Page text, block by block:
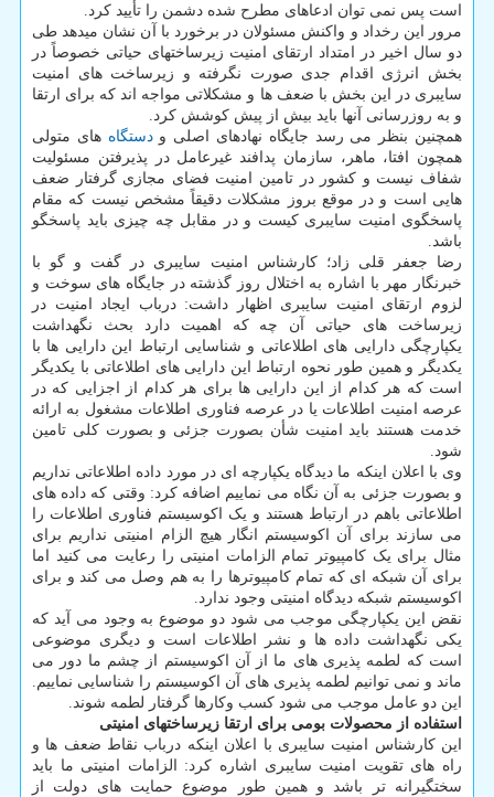
است پس نمی توان ادعاهای مطرح شده دشمن را تأیید کرد.
مرور این رخداد و واکنش مسئولان در برخورد با آن نشان میدهد طی
دو سال اخیر در امتداد ارتقای امنیت زیرساختهای حیاتی خصوصاً در
بخش انرژی اقدام جدی صورت نگرفته و زیرساخت های امنیت
سایبری در این بخش با ضعف ها و مشکلاتی مواجه اند که برای ارتقا
و به روزرسانی آنها باید بیش از پیش کوشش کرد.
همچنین بنظر می رسد جایگاه نهادهای اصلی ودستگاه های متولی
همچون افتا، ماهر، سازمان پدافند غیرعامل در پذیرفتن مسئولیت
شفاف نیست و کشور در تامین امنیت فضای مجازی گرفتار ضعف
هایی است و در موقع بروز مشکلات دقیقاً مشخص نیست که مقام
پاسخگوی امنیت سایبری کیست و در مقابل چه چیزی باید پاسخگو
باشد.
رضا جعفر قلی زاد؛ کارشناس امنیت سایبری در گفت و گو با
خبرنگار مهر با اشاره به اختلال روز گذشته در جایگاه های سوخت و
لزوم ارتقای امنیت سایبری اظهار داشت: درباب ایجاد امنیت در
زیرساخت های حیاتی آن چه که اهمیت دارد بحث نگهداشت
یکپارچگی دارایی های اطلاعاتی و شناسایی ارتباط این دارایی ها با
یکدیگر و همین طور نحوه ارتباط این دارایی های اطلاعاتی با یکدیگر
است که هر کدام از این دارایی ها برای هر کدام از اجزایی که در
عرصه امنیت اطلاعات یا در عرصه فناوری اطلاعات مشغول به ارائه
خدمت هستند باید امنیت شأن بصورت جزئی و بصورت کلی تامین
شود.
وی با اعلان اینکه ما دیدگاه یکپارچه ای در مورد داده اطلاعاتی نداریم
و بصورت جزئی به آن نگاه می نماییم اضافه کرد: وقتی که داده های
اطلاعاتی باهم در ارتباط هستند و یک اکوسیستم فناوری اطلاعات را
می سازند برای آن اکوسیستم انگار هیچ الزام امنیتی نداریم برای
مثال برای یک کامپیوتر تمام الزامات امنیتی را رعایت می کنید اما
برای آن شبکه ای که تمام کامپیوترها را به هم وصل می کند و برای
اکوسیستم شبکه دیدگاه امنیتی وجود ندارد.
نقض این یکپارچگی موجب می شود دو موضوع به وجود می آید که
یکی نگهداشت داده ها و نشر اطلاعات است و دیگری موضوعی
است که لطمه پذیری های ما از آن اکوسیستم از چشم ما دور می
ماند و نمی توانیم لطمه پذیری های آن اکوسیستم را شناسایی نماییم.
این دو عامل موجب می شود کسب وکارها گرفتار لطمه شوند.
استفاده از محصولات بومی برای ارتقا زیرساختهای امنیتی
این کارشناس امنیت سایبری با اعلان اینکه درباب نقاط ضعف ها و
راه های تقویت امنیت سایبری اشاره کرد: الزامات امنیتی ما باید
سختگیرانه تر باشد و همین طور موضوع حمایت های دولت از